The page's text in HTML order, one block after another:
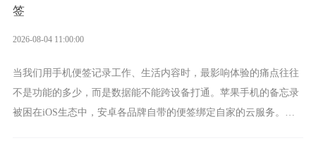
签
2026-08-04 11:00:00
当我们用手机便签记录工作、生活内容时，最影响体验的痛点往往
不是功能的多少，而是数据能不能跨设备打通。苹果手机的备忘录
被困在iOS生态中，安卓各品牌自带的便签绑定自家的云服务。而